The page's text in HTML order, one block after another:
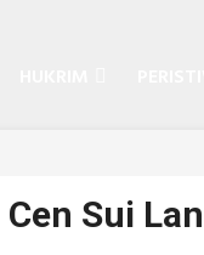
Sui Lan